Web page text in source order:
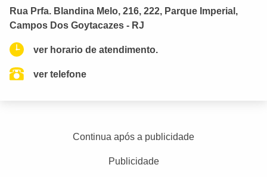
Rua Prfa. Blandina Melo, 216, 222, Parque Imperial,
Campos Dos Goytacazes - RJ
ver horario de atendimento.
ver telefone
Continua após a publicidade
Publicidade